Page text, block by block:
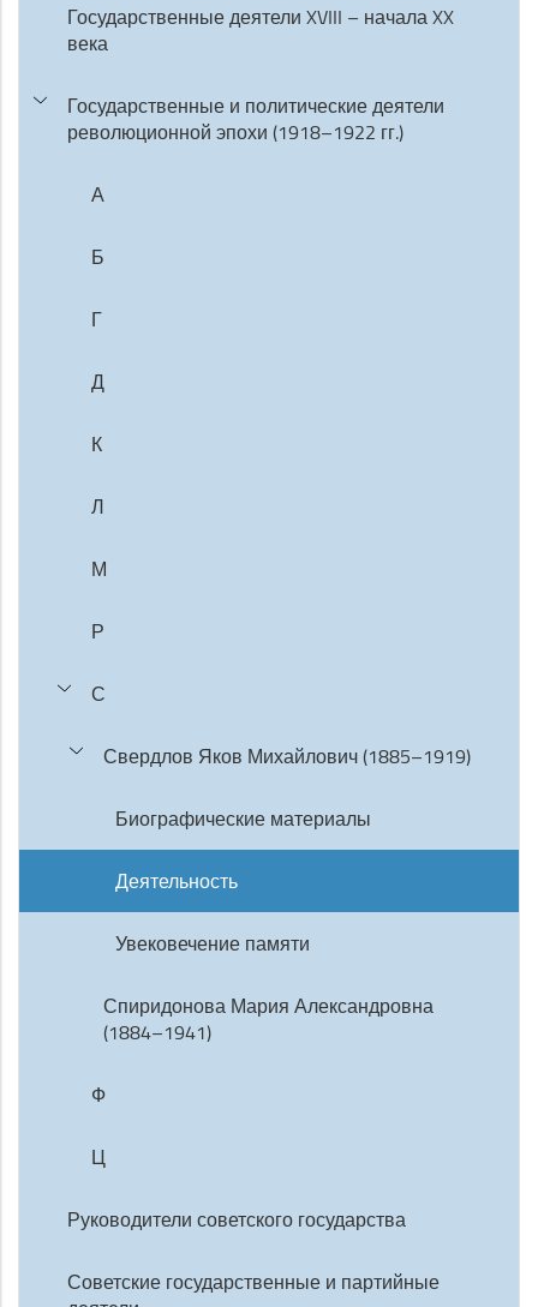
Государственные деятели XVIII – начала XX
века
Государственные и политические деятели
революционной эпохи (1918–1922 гг.)
А
Б
Г
Д
К
Л
М
Р
С
Свердлов Яков Михайлович (1885–1919)
Биографические материалы
Деятельность
Увековечение памяти
Спиридонова Мария Александровна
(1884–1941)
Ф
Ц
Руководители советского государства
Советские государственные и партийные